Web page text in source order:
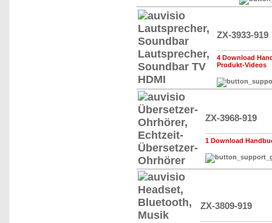
ZX-3933-919
4 Download
Produkt-Videos
ZX-3968-919
1 Download
ZX-3809-919